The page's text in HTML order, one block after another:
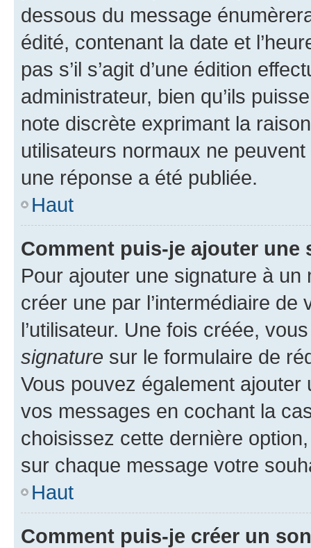
dessous du message
édité, contenant la date et
pas s’il s’agit d’une édition
administrateur, bien qu’ils
note discrète exprimant la
utilisateurs normaux ne
une réponse a été publiée.
Haut
Comment puis-je ajouter une
Pour ajouter une signature à un
créer une par l’intermédiaire
l’utilisateur. Une fois créée,
signature sur le formulaire de
Vous pouvez également
vos messages en cochant la
choisissez cette dernière
sur chaque message votre
Haut
Comment puis-je créer un